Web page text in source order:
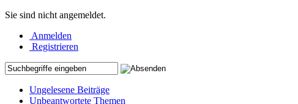
Sie sind nicht angemeldet.
Anmelden
Registrieren
Ungelesene Beiträge
Unbeantwortete Themen